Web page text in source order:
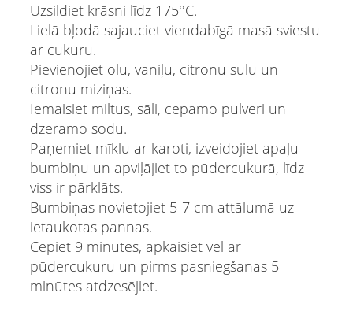
Uzsildiet krāsni līdz 175°C.
Lielā bļodā sajauciet viendabīgā masā sviestu
ar cukuru.
Pievienojiet olu, vaniļu, citronu sulu un
citronu miziņas.
Iemaisiet miltus, sāli, cepamo pulveri un
dzeramo sodu.
Paņemiet mīklu ar karoti, izveidojiet apaļu
bumbiņu un apviļājiet to pūdercukurā, līdz
viss ir pārklāts.
Bumbiņas novietojiet 5-7 cm attālumā uz
ietaukotas pannas.
Cepiet 9 minūtes, apkaisiet vēl ar
pūdercukuru un pirms pasniegšanas 5
minūtes atdzesējiet.